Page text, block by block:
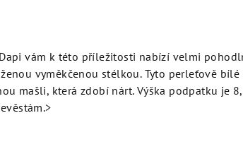
vám k této příležitosti nabízí velmi
vyměkčenou stélkou. Tyto perleťově bílé
mašli, která zdobí nárt. Výška podpatku je